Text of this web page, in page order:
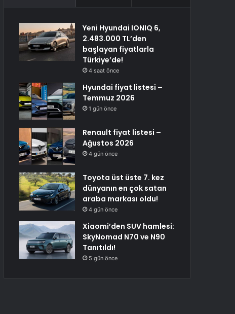
Yeni Hyundai IONIQ 6,
2.483.000 TL’den
başlayan fiyatlarla
Türkiye’de!
4 saat önce
Hyundai fiyat listesi –
Temmuz 2026
1 gün önce
Renault fiyat listesi –
Ağustos 2026
4 gün önce
Toyota üst üste 7. kez
dünyanın en çok satan
araba markası oldu!
4 gün önce
Xiaomi’den SUV hamlesi:
SkyNomad N70 ve N90
Tanıtıldı!
5 gün önce